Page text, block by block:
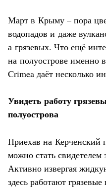
Март в Крыму – пора
водопадов и даже
а грязевых. Что ещё
на полуострове именно
Crimea даёт несколько
Увидеть работу
полуострова
Приехав на Керченский
можно стать
Активно извергая
здесь работают